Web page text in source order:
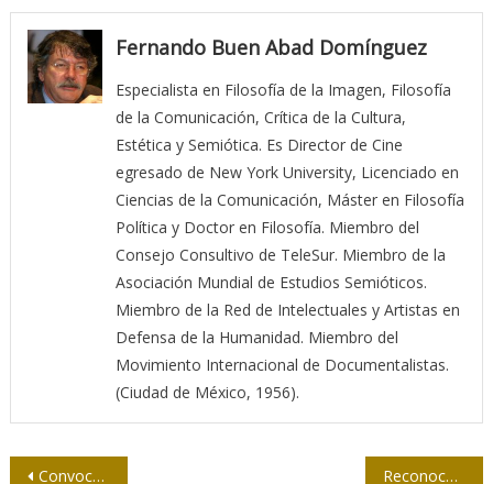
Fernando Buen Abad Domínguez
Especialista en Filosofía de la Imagen, Filosofía
de la Comunicación, Crítica de la Cultura,
Estética y Semiótica. Es Director de Cine
egresado de New York University, Licenciado en
Ciencias de la Comunicación, Máster en Filosofía
Política y Doctor en Filosofía. Miembro del
Consejo Consultivo de TeleSur. Miembro de la
Asociación Mundial de Estudios Semióticos.
Miembro de la Red de Intelectuales y Artistas en
Defensa de la Humanidad. Miembro del
Movimiento Internacional de Documentalistas.
(Ciudad de México, 1956).
Navegación
Convocan a nuevos cursos de superación profesional Reconoce Upec 35 años de labor del CIP